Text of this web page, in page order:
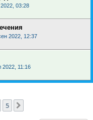
03:28
2022, 12:37
2022, 11:16
5